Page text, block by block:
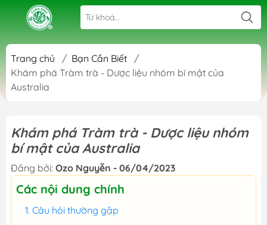
Trang chủ / Bạn Cần Biết
/
Khám phá Tràm trà - Dược liệu nhóm bí mật của
Australia
Khám phá Tràm trà - Dược liệu nhóm
bí mật của Australia
Đăng bởi: Ozo Nguyễn - 06/04/2023
Các nội dung chính
Câu hỏi thường gặp